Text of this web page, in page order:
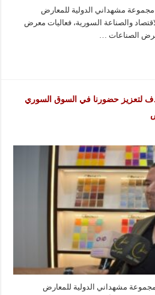
مشهداني الدولية للمعارض
والصناعة السورية، فعاليات معرض
الصناعات …
لتعزيز حضورنا في السوق السوري
مشهداني الدولية للمعارض